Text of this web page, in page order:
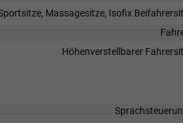
Massagesitze, Isofix
Höhenverstellbarer